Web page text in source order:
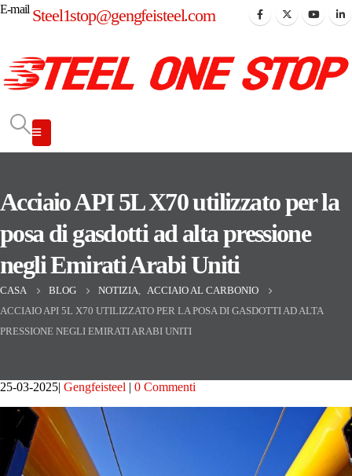
E-mail Steel1stop@gengfeisteel.com
Acciaio API 5L X70 utilizzato per la
posa di gasdotti ad alta pressione
negli Emirati Arabi Uniti
CASA BLOG NOTIZIA
ACCIAIO AL CARBONIO
ACCIAIO API 5L X70 UTILIZZATO PER LA POSA DI GASDOTTI AD ALTA
PRESSIONE NEGLI EMIRATI ARABI UNITI
25-03-2025 Gengfeisteel 0 Commenti